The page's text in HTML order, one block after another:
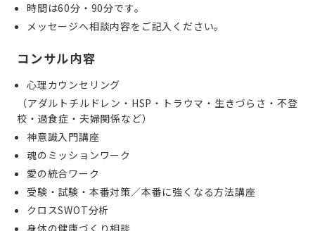
時間は60分・90分です。
メッセージへ相談内容をご記入ください。
コンサル内容
心理カウンセリング
（アダルトチルドレン・HSP・トラウマ・生きづらさ・不登
校・過食症・夫婦関係など）
神意識入門講座
魂のミッションワーク
愛の統合ワーク
受験・試験・本番対策／本番に強くなる方法講座
クロスSWOT分析
身体の健康づくり相談